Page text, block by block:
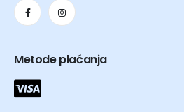
Metode plaćanja